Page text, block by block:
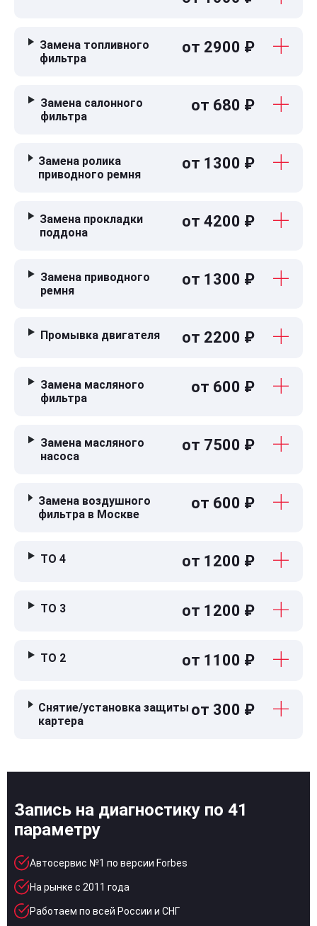
Замена топливного
фильтра
от 2900 ₽
Замена салонного
фильтра
от 680 ₽
Замена ролика
приводного ремня
от 1300 ₽
Замена прокладки
поддона
от 4200 ₽
Замена приводного
ремня
от 1300 ₽
Промывка двигателя от 2200 ₽
Замена масляного
фильтра
от 600 ₽
Замена масляного
насоса
от 7500 ₽
Замена воздушного
фильтра в Москве
от 600 ₽
ТО 4 от 1200 ₽
ТО 3 от 1200 ₽
ТО 2 от 1100 ₽
Снятие/установка защиты
картера
от 300 ₽
Запись на диагностику по 41
параметру
Автосервис №1 по версии Forbes
На рынке с 2011 года
Работаем по всей России и СНГ